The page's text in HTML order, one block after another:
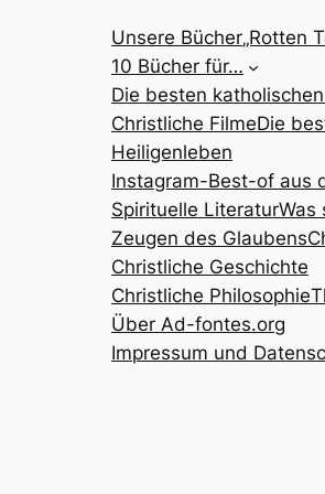
Unsere Bücher„Rotten
10 Bücher für…
Die besten
Christliche FilmeDie
Heiligenleben
Instagram-Best-of aus
Spirituelle LiteraturWas
Zeugen des Glaubens
Christliche Geschichte
Christliche Philosophie
Über Ad-fontes.org
Impressum und